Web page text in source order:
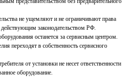
не ущемляют и не ограничивают права
законодательством РФ.
останется за сервисным центром.
переходят в собственность сервисного
от установки не несет ответственности
оборудование.